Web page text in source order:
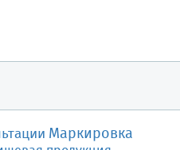
Маркировка